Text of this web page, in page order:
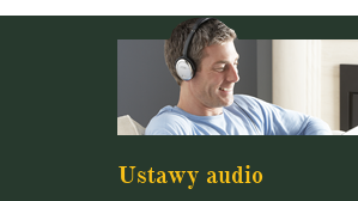
Ustawy audio